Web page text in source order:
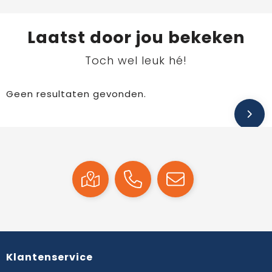
Laatst door jou bekeken
Toch wel leuk hé!
Geen resultaten gevonden.
Klantenservice